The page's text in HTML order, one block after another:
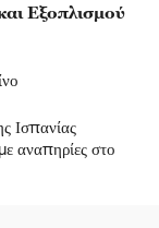
Εξοπλισμού
Ισπανίας
αναπηρίες στο